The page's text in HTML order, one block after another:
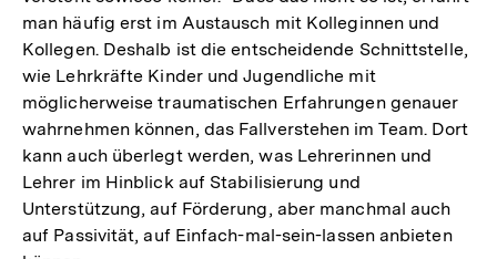
man häufig erst im Austausch mit Kolleginnen und
Kollegen. Deshalb ist die entscheidende Schnittstelle,
wie Lehrkräfte Kinder und Jugendliche mit
möglicherweise traumatischen Erfahrungen genauer
wahrnehmen können, das Fallverstehen im Team. Dort
kann auch überlegt werden, was Lehrerinnen und
Lehrer im Hinblick auf Stabilisierung und
Unterstützung, auf Förderung, aber manchmal auch
auf Passivität, auf Einfach-mal-sein-lassen anbieten